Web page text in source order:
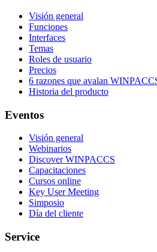
Visión general
Funciones
Interfaces
Temas
Roles de usuario
Precios
6 razones que avalan
Historia del producto
Eventos
Visión general
Webinarios
Discover WINPACCS
Capacitaciones
Cursos online
Key User Meeting
Simposio
Día del cliente
Service